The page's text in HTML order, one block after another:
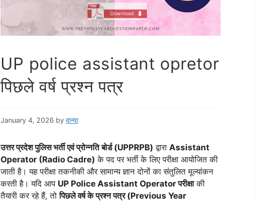
UP police assistant opretor
पिछले वर्ष प्रश्न पत्र
January 4, 2026 by वान्या
उत्तर प्रदेश पुलिस भर्ती एवं प्रोन्नति बोर्ड (UPPRPB) द्वारा Assistant
Operator (Radio Cadre) के पद पर भर्ती के लिए परीक्षा आयोजित की
जाती है। यह परीक्षा तकनीकी और सामान्य ज्ञान दोनों का संतुलित मूल्यांकन
करती है। यदि आप UP Police Assistant Operator परीक्षाकी
तैयारी कर रहे हैं, तोपिछले वर्ष के प्रश्न पत्र (Previous Year